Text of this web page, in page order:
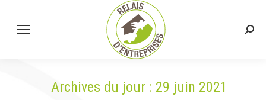
Archives du jour : 29 juin 2021